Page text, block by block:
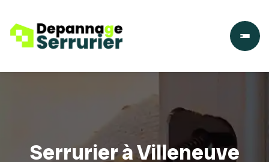
Serrurier à Villeneuve